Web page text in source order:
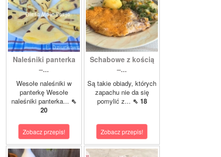
Naleśniki panterka
–...
Wesołe naleśniki w
panterkę Wesołe
naleśniki panterka... ⇖
20
Zobacz przepis!
Schabowe z kością
–...
Są takie obiady, których
zapachu nie da się
pomylić z... ⇖ 18
Zobacz przepis!